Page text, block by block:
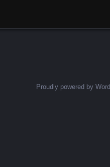
Proudly powered by